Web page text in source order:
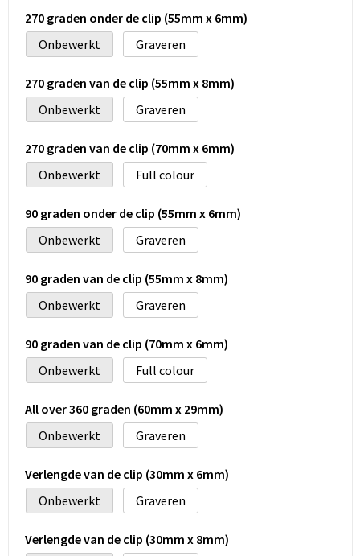
270 graden onder de clip (55mm x 6mm)
Onbewerkt
Graveren
270 graden van de clip (55mm x 8mm)
Onbewerkt
Graveren
270 graden van de clip (70mm x 6mm)
Onbewerkt
Full colour
90 graden onder de clip (55mm x 6mm)
Onbewerkt
Graveren
90 graden van de clip (55mm x 8mm)
Onbewerkt
Graveren
90 graden van de clip (70mm x 6mm)
Onbewerkt
Full colour
All over 360 graden (60mm x 29mm)
Onbewerkt
Graveren
Verlengde van de clip (30mm x 6mm)
Onbewerkt
Graveren
Verlengde van de clip (30mm x 8mm)